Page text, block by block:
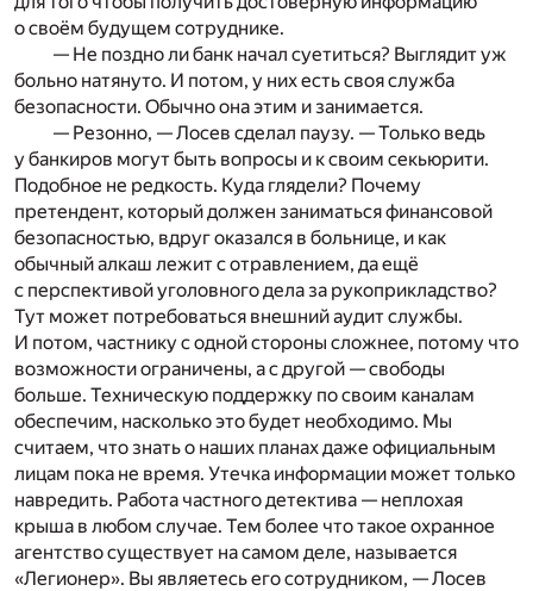
о своём будущем сотруднике.
— Не поздно ли банк начал суетиться? Выглядит уж
больно натянуто. И потом, у них есть своя служба
безопасности. Обычно она этим и занимается.
— Резонно, — Лосев сделал паузу. — Только ведь
у банкиров могут быть вопросы и к своим секьюрити.
Подобное не редкость. Куда глядели? Почему
претендент, который должен заниматься финансовой
безопасностью, вдруг оказался в больнице, и как
обычный алкаш лежит с отравлением, да ещё
с перспективой уголовного дела за рукоприкладство?
Тут может потребоваться внешний аудит службы.
И потом, частнику с одной стороны сложнее, потому что
возможности ограничены, а с другой — свободы
больше. Техническую поддержку по своим каналам
обеспечим, насколько это будет необходимо. Мы
считаем, что знать о наших планах даже официальным
лицам пока не время. Утечка информации может только
навредить. Работа частного детектива — неплохая
крыша в любом случае. Тем более что такое охранное
агентство существует на самом деле, называется
«Легионер». Вы являетесь его сотрудником, — Лосев